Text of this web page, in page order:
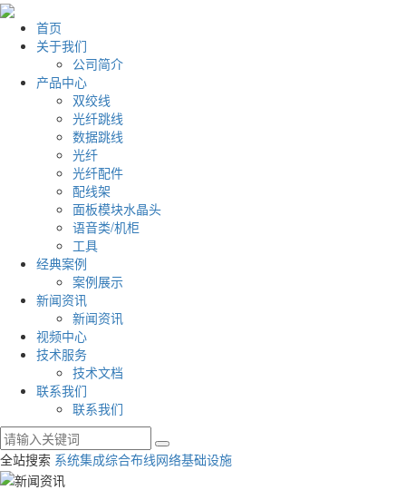
首页
关于我们
公司简介
产品中心
双绞线
光纤跳线
数据跳线
光纤
光纤配件
配线架
面板模块水晶头
语音类/机柜
工具
经典案例
案例展示
新闻资讯
新闻资讯
视频中心
技术服务
技术文档
联系我们
联系我们
全站搜索 系统集成综合布线网络基础设施